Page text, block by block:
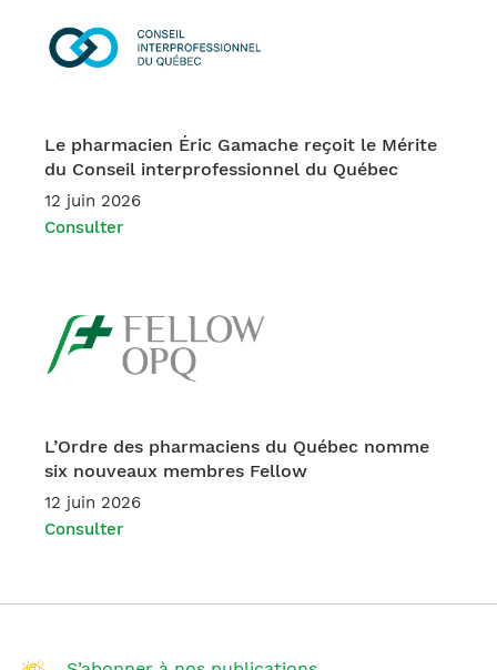
Le pharmacien Éric Gamache reçoit le Mérite
du Conseil interprofessionnel du Québec
12 juin 2026
Consulter
L’Ordre des pharmaciens du Québec nomme
six nouveaux membres Fellow
12 juin 2026
Consulter